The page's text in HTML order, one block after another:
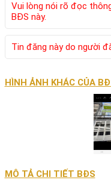
Vui lòng nói rõ đọc
BĐS này.
Tin đăng này do người
HÌNH ẢNH KHÁC CỦA
MÔ TẢ CHI TIẾT BĐS